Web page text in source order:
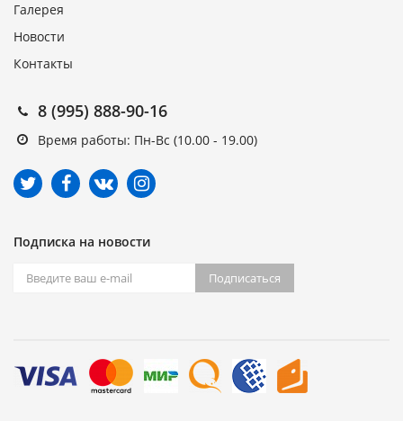
Галерея
Новости
Контакты
8 (995) 888-90-16
Время работы: Пн-Вс (10.00 - 19.00)
Подписка на новости
Подписаться